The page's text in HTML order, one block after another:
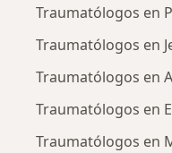
Traumatólogos en
Traumatólogos en
Traumatólogos en
Traumatólogos en
Traumatólogos en